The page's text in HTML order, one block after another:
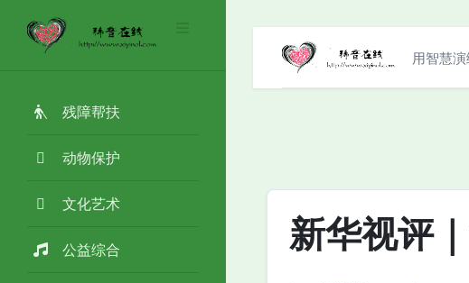
残障帮扶
动物保护
文化艺术
公益综合
用智慧
新华视评